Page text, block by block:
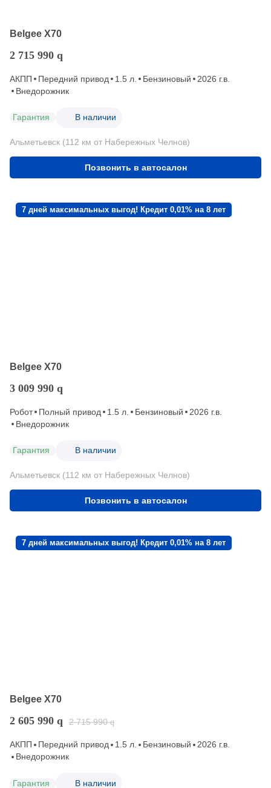
Belgee X70
2 715 990 q
АКПП Передний привод 1.5 л. Бензиновый
2026 г.в.
Внедорожник
Гарантия В наличии
Альметьевск (112 км от Набережных Челнов)
Позвонить в автосалон
7 дней максимальных выгод! Кредит 0,01% на 8 лет
Belgee X70
3 009 990 q
Робот Полный привод 1.5 л. Бензиновый
2026 г.в.
Внедорожник
Гарантия В наличии
Альметьевск (112 км от Набережных Челнов)
Позвонить в автосалон
7 дней максимальных выгод! Кредит 0,01% на 8 лет
Belgee X70
2 605 990 q 2 715 990 q
АКПП Передний привод 1.5 л. Бензиновый
2026 г.в.
Внедорожник
Гарантия В наличии